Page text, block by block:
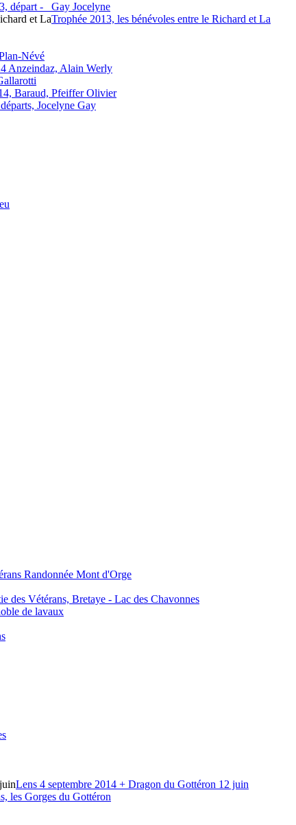
départ - _Gay Jocelyne
et LaTrophée 2013, les bénévoles entre le Richard et La
Névé
Anzeindaz, Alain Werly
Baraud, Pfeiffer Olivier
Jocelyne Gay
Randonnée Mont d'Orge
des Vétérans, Bretaye - Lac des Chavonnes
de lavaux
Lens 4 septembre 2014 + Dragon du Gottéron 12 juin
les Gorges du Gottéron